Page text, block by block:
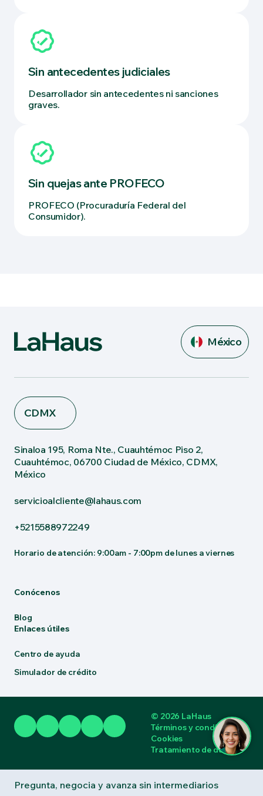
Sin antecedentes judiciales
Desarrollador sin antecedentes ni sanciones
graves.
Sin quejas ante PROFECO
PROFECO (Procuraduría Federal del
Consumidor).
Pregunta, negocia y avanza sin intermediarios
México
CDMX
Sinaloa 195, Roma Nte., Cuauhtémoc Piso 2,
Cuauhtémoc, 06700 Ciudad de México, CDMX,
México
servicioalcliente@lahaus.com
+5215588972249
Horario de atención: 9:00am - 7:00pm de lunes a viernes
Conócenos
Blog
Enlaces útiles
Centro de ayuda
Simulador de crédito
© 2026 LaHaus
Términos y condiciones
Cookies
Tratamiento de datos